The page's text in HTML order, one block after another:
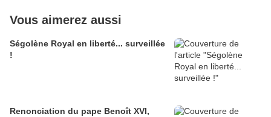
Vous aimerez aussi
Ségolène Royal en liberté... surveillée
!
Renonciation du pape Benoît XVI,